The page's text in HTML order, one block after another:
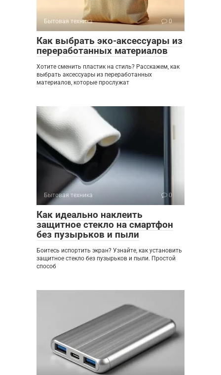
Бытовая техника 0
Как выбрать эко-аксессуары из
переработанных материалов
Хотите сменить пластик на стиль? Расскажем, как
выбрать аксессуары из переработанных
материалов, которые прослужат
Бытовая техника 0
Как идеально наклеить
защитное стекло на смартфон
без пузырьков и пыли
Боитесь испортить экран? Узнайте, как установить
защитное стекло без пузырьков и пыли. Простой
способ